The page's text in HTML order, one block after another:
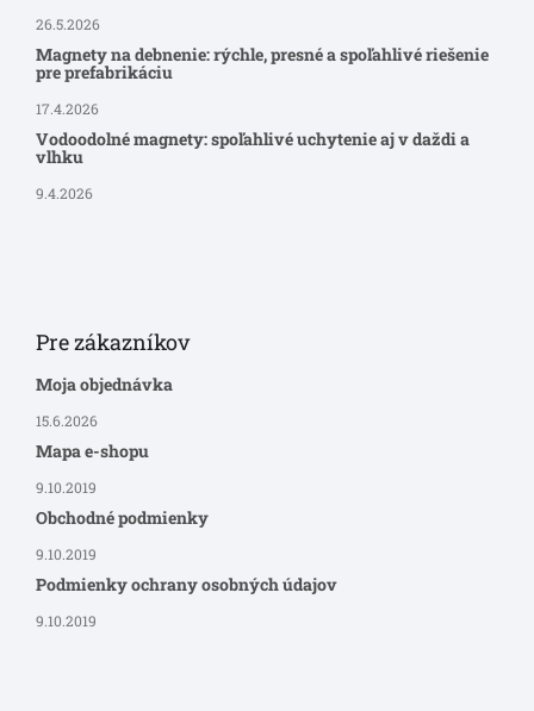
26.5.2026
Magnety na debnenie: rýchle, presné a spoľahlivé riešenie
pre prefabrikáciu
17.4.2026
Vodoodolné magnety: spoľahlivé uchytenie aj v daždi a
vlhku
9.4.2026
Pre zákazníkov
Moja objednávka
15.6.2026
Mapa e-shopu
9.10.2019
Obchodné podmienky
9.10.2019
Podmienky ochrany osobných údajov
9.10.2019